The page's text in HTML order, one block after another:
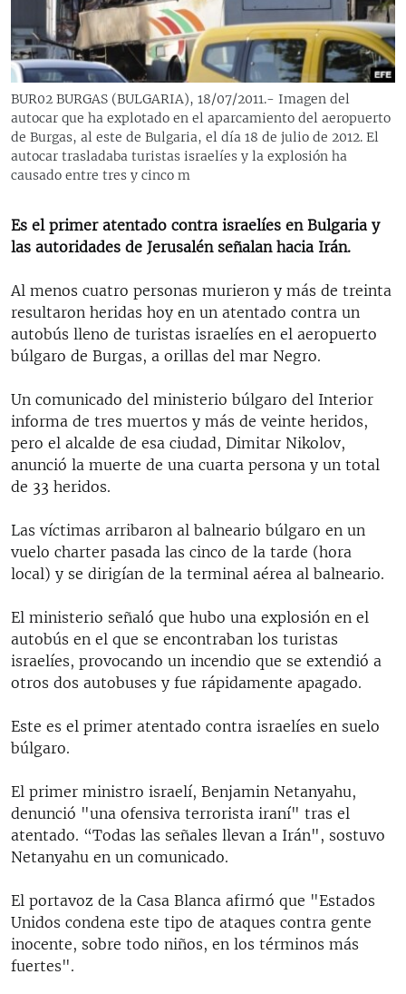
RADIO MARTÍ
ESPECIALES
ESPECIALES
LA REALIDAD DE LA VIVIENDA EN CUBA
SER VIEJO EN CUBA
KENTU-CUBANO
DESINFORMACIÓN RUSA EN AMÉRICA LATINA
MULTIMEDIA
EDITORIALES
SÍGUENOS
BUR02 BURGAS (BULGARIA), 18/07/2011.- Imagen del
autocar que ha explotado en el aparcamiento del aeropuerto
de Burgas, al este de Bulgaria, el día 18 de julio de 2012. El
autocar trasladaba turistas israelíes y la explosión ha
causado entre tres y cinco m
Es el primer atentado contra israelíes en Bulgaria y
las autoridades de Jerusalén señalan hacia Irán.
Al menos cuatro personas murieron y más de treinta
resultaron heridas hoy en un atentado contra un
autobús lleno de turistas israelíes en el aeropuerto
búlgaro de Burgas, a orillas del mar Negro.
Un comunicado del ministerio búlgaro del Interior
informa de tres muertos y más de veinte heridos,
pero el alcalde de esa ciudad, Dimitar Nikolov,
anunció la muerte de una cuarta persona y un total
de 33 heridos.
Las víctimas arribaron al balneario búlgaro en un
vuelo charter pasada las cinco de la tarde (hora
local) y se dirigían de la terminal aérea al balneario.
El ministerio señaló que hubo una explosión en el
autobús en el que se encontraban los turistas
israelíes, provocando un incendio que se extendió a
otros dos autobuses y fue rápidamente apagado.
Este es el primer atentado contra israelíes en suelo
búlgaro.
El primer ministro israelí, Benjamin Netanyahu,
denunció "una ofensiva terrorista iraní" tras el
atentado. “Todas las señales llevan a Irán", sostuvo
Netanyahu en un comunicado.
El portavoz de la Casa Blanca afirmó que "Estados
Unidos condena este tipo de ataques contra gente
inocente, sobre todo niños, en los términos más
fuertes".